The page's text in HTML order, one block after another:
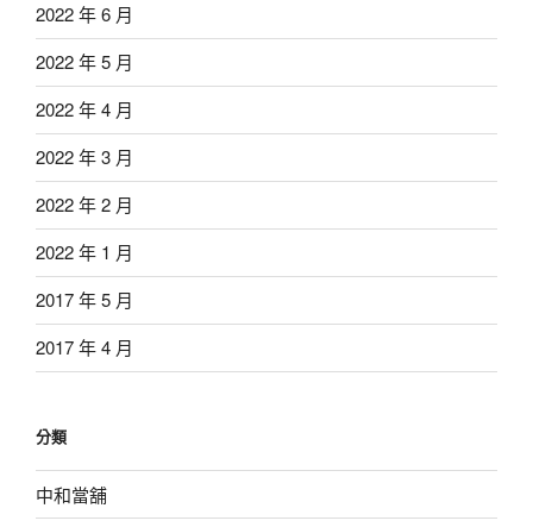
2022 年 6 月
2022 年 5 月
2022 年 4 月
2022 年 3 月
2022 年 2 月
2022 年 1 月
2017 年 5 月
2017 年 4 月
分類
中和當舖